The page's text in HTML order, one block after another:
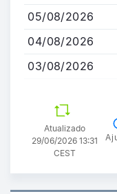
05/08/2026
04/08/2026
03/08/2026
Atualizado
29/06/2026 13:31
CEST